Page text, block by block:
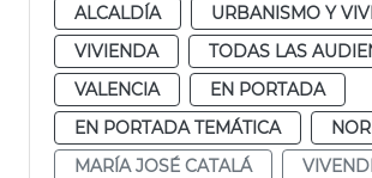
ALCALDÍA
URBANISMO Y
VIVIENDA
TODAS LAS
VALENCIA
EN PORTADA
EN PORTADA TEMÁTICA
MARÍA JOSÉ CATALÁ